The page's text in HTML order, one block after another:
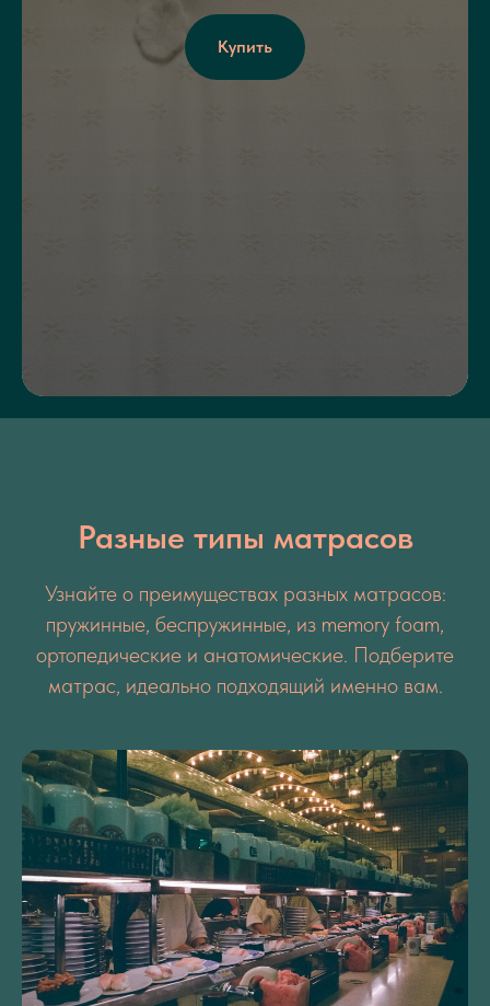
Купить
Разные типы матрасов
Узнайте о преимуществах разных матрасов:
пружинные, беспружинные, из memory foam,
ортопедические и анатомические. Подберите
матрас, идеально подходящий именно вам.